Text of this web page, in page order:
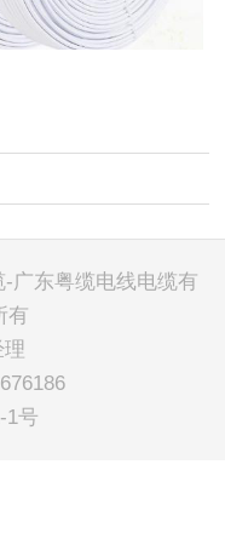
广东粤缆电线电缆有
有
1号